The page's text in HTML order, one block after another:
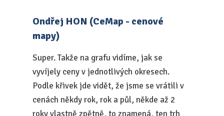
Ondřej HON (CeMap - cenové
mapy)
Super. Takže na grafu vidíme, jak se
vyvíjely ceny v jednotlivých okresech.
Podle křivek jde vidět, že jsme se vrátili v
cenách někdy rok, rok a půl, někde až 2